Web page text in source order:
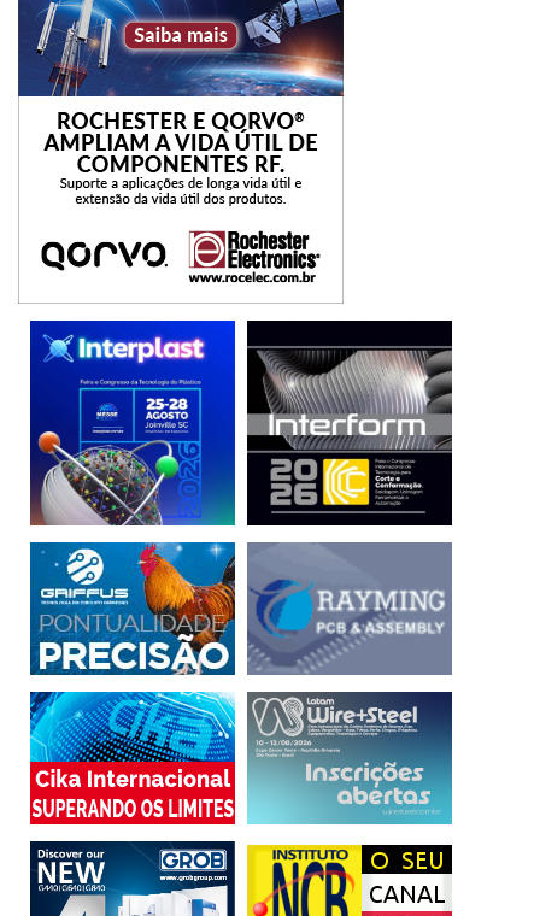
Autosar Infineon
Siemens software automotivo
veículos definidos por software